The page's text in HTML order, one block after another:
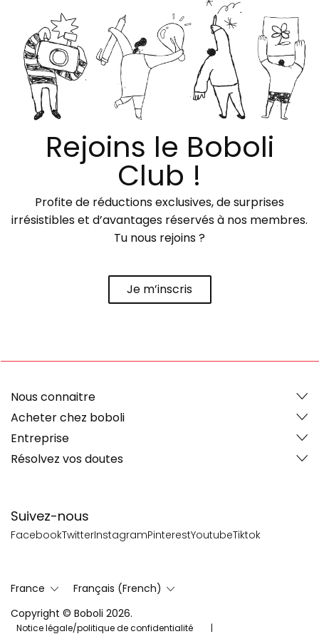
Rejoins le Boboli
Club !
Profite de réductions exclusives, de surprises
irrésistibles et d’avantages réservés à nos membres.
Tu nous rejoins ?
Je m’inscris
Suivez-nous
FacebookTwitterInstagramPinterestYoutubeTiktok
Nous connaitre
Acheter chez boboli
Entreprise
Résolvez vos doutes
France
Français (French)
Copyright © Boboli 2026.
Notice légale/politique de confidentialité